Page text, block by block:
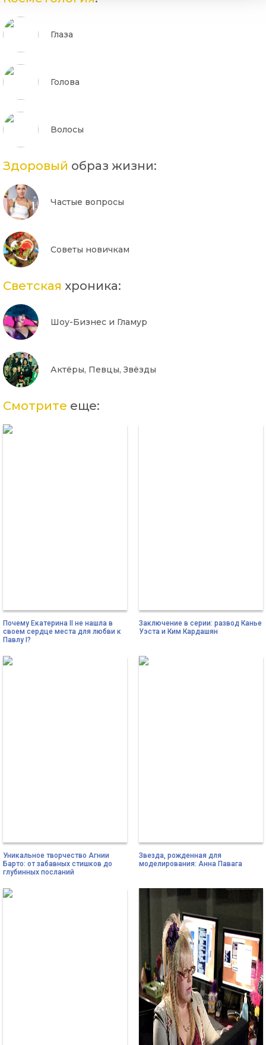
Глаза
Голова
Волосы
Здоровый образ жизни:
Частые вопросы
Советы новичкам
Светская хроника:
Шоу-Бизнес и Гламур
Актёры, Певцы, Звёзды
Смотрите еще:
Почему Екатерина II не нашла в
своем сердце места для любви к
Павлу I?
Заключение в серии: развод Канье
Уэста и Ким Кардашян
Уникальное творчество Агнии
Барто: от забавных стишков до
глубинных посланий
Звезда, рожденная для
моделирования: Анна Павага